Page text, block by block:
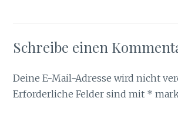
Schreibe einen
Deine E-Mail-Adresse wird nicht
Erforderliche Felder sind mit *